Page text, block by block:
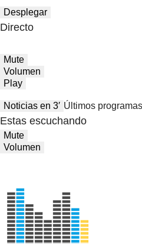
Desplegar
Directo
Mute
Volumen
Play
Noticias en 3′ Últimos programas
Estas escuchando
Mute
Volumen